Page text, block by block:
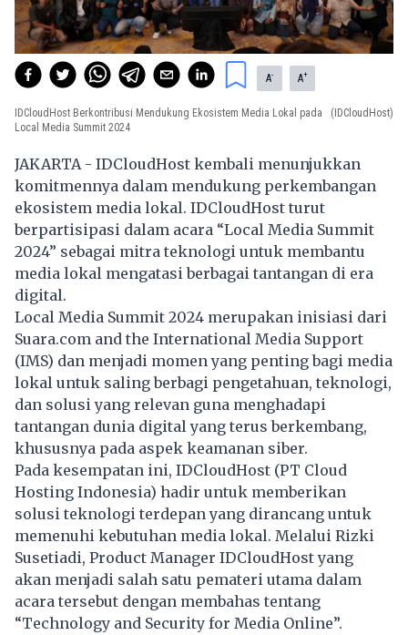
A- A+
IDCloudHost Berkontribusi Mendukung Ekosistem Media Lokal pada
Local Media Summit 2024
(IDCloudHost)
JAKARTA - IDCloudHost kembali menunjukkan
komitmennya dalam mendukung perkembangan
ekosistem media lokal. IDCloudHost turut
berpartisipasi dalam acara “Local Media Summit
2024” sebagai mitra teknologi untuk membantu
media lokal mengatasi berbagai tantangan di era
digital.
Local Media Summit 2024 merupakan inisiasi dari
Suara.com and the International Media Support
(IMS) dan menjadi momen yang penting bagi media
lokal untuk saling berbagi pengetahuan, teknologi,
dan solusi yang relevan guna menghadapi
tantangan dunia digital yang terus berkembang,
khususnya pada aspek keamanan siber.
Pada kesempatan ini, IDCloudHost (PT Cloud
Hosting Indonesia) hadir untuk memberikan
solusi teknologi terdepan yang dirancang untuk
memenuhi kebutuhan media lokal. Melalui Rizki
Susetiadi, Product Manager IDCloudHost yang
akan menjadi salah satu pemateri utama dalam
acara tersebut dengan membahas tentang
“Technology and Security for Media Online”.